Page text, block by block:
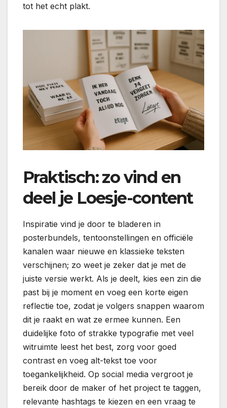
tot het echt plakt.
Praktisch: zo vind en
deel je Loesje-content
Inspiratie vind je door te bladeren in
posterbundels, tentoonstellingen en officiële
kanalen waar nieuwe en klassieke teksten
verschijnen; zo weet je zeker dat je met de
juiste versie werkt. Als je deelt, kies een zin die
past bij je moment en voeg een korte eigen
reflectie toe, zodat je volgers snappen waarom
dit je raakt en wat ze ermee kunnen. Een
duidelijke foto of strakke typografie met veel
witruimte leest het best, zorg voor goed
contrast en voeg alt-tekst toe voor
toegankelijkheid. Op social media vergroot je
bereik door de maker of het project te taggen,
relevante hashtags te kiezen en een vraag te